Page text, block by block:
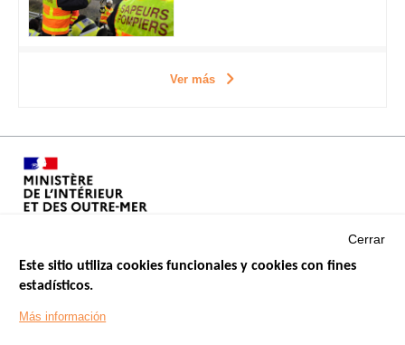
Ver más
Footer
Cerrar
Este sitio utiliza cookies funcionales y cookies con fines
estadísticos.
Más información